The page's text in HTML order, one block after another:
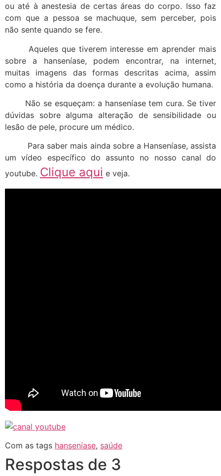
ou até à anestesia de certas áreas do corpo. Isso faz
com que a pessoa se machuque, sem perceber, pois
não sente quando se fere.
Aqueles que tiverem interesse em aprender mais
sobre a hanseníase, podem encontrar, na internet,
muitas imagens das formas descritas acima, assim
como a história da doença durante a evolução humana.
Não se esqueçam: a hanseníase tem cura. Se tiver
dúvidas sobre alguma alteração de sensibilidade ou
lesão de pele, procure um médico.
Para saber mais ainda sobre a Hanseníase, assista
um vídeo específico do assunto no nosso canal do
youtube. Clique aqui e veja.
Com as tags hanseníase, saúde
Respostas de 3